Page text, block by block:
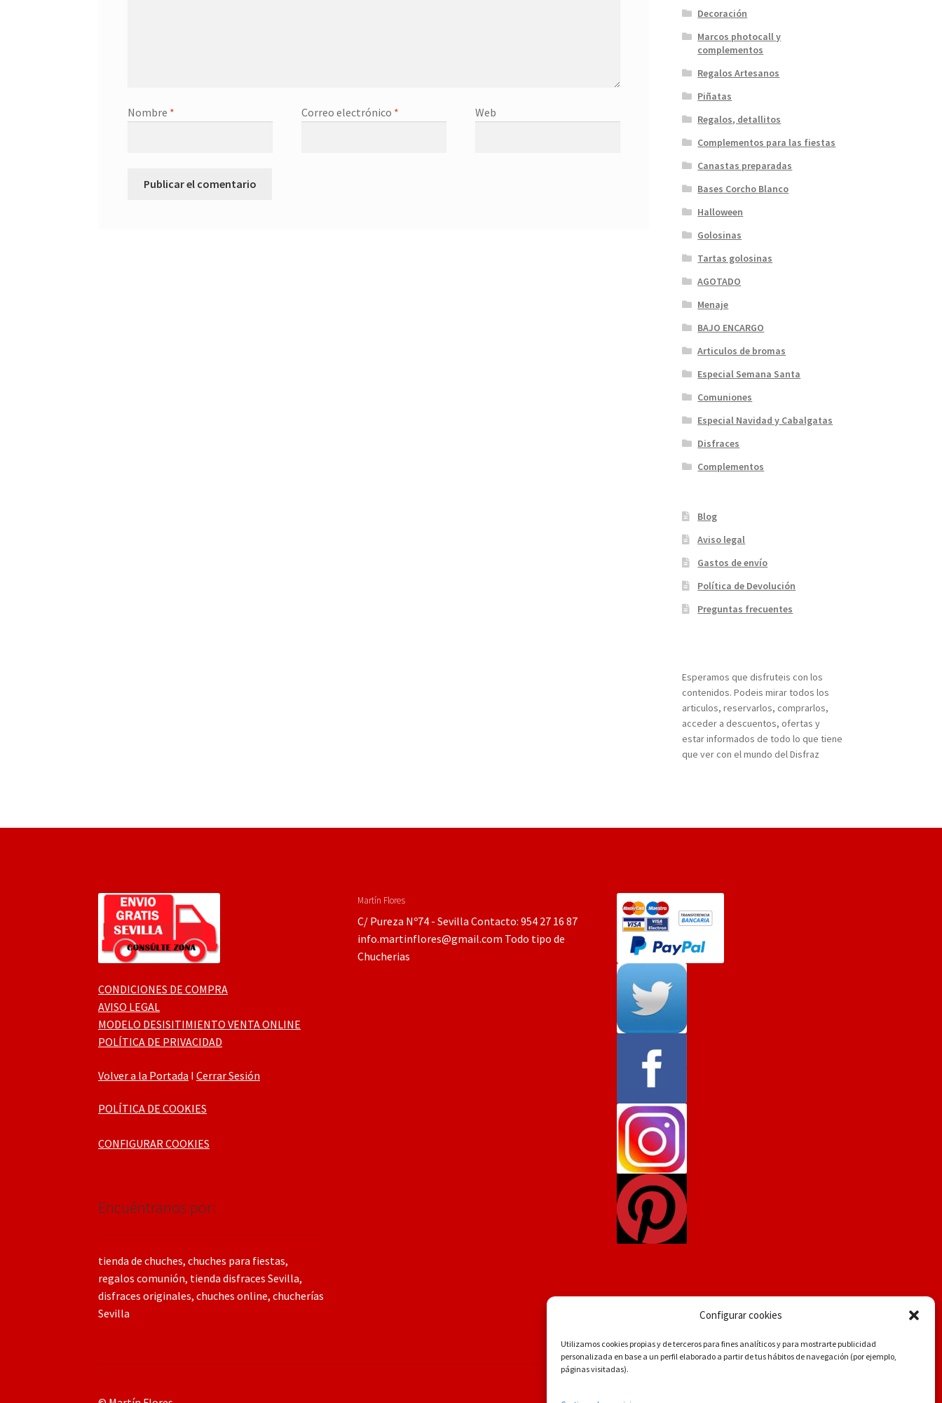
Configurar cookies
Utilizamos cookies propias y de terceros para fines analíticos y para mostrarte publicidad
personalizada en base a un perfil elaborado a partir de tus hábitos de navegación (por ejemplo,
páginas visitadas).
Nombre * Correo electrónico * Web
Decoración
Marcos photocall y
complementos
Regalos Artesanos
Piñatas
Regalos, detallitos
Complementos para las fiestas
Canastas preparadas
Bases Corcho Blanco
Halloween
Golosinas
Tartas golosinas
AGOTADO
Menaje
BAJO ENCARGO
Articulos de bromas
Especial Semana Santa
Comuniones
Especial Navidad y Cabalgatas
Disfraces
Complementos
Blog
Aviso legal
Gastos de envío
Política de Devolución
Preguntas frecuentes
Esperamos que disfruteis con los
contenidos. Podeis mirar todos los
articulos, reservarlos, comprarlos,
acceder a descuentos, ofertas y
estar informados de todo lo que tiene
que ver con el mundo del Disfraz
CONDICIONES DE COMPRA
AVISO LEGAL
MODELO DESISITIMIENTO VENTA ONLINE
POLÍTICA DE PRIVACIDAD
Volver a la Portada ICerrar Sesión
POLÍTICA DE COOKIES
CONFIGURAR COOKIES
Encuéntranos por:
tienda de chuches, chuches para fiestas,
regalos comunión, tienda disfraces Sevilla,
disfraces originales, chuches online, chucherías
Sevilla
Martín Flores
C/ Pureza Nº74 - Sevilla Contacto: 954 27 16 87
info.martinflores@gmail.com Todo tipo de
Chucherias